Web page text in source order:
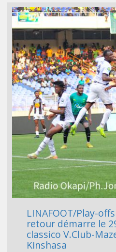
LINAFOOT/Play-
retour démarre le
classico V.Club-
Kinshasa